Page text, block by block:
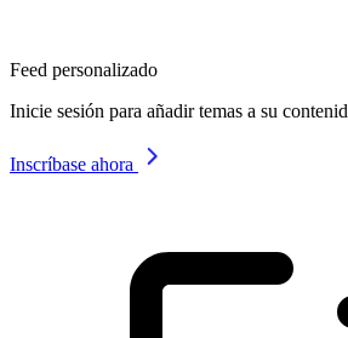
Feed personalizado
Inicie sesión para añadir temas a su
Inscríbase ahora